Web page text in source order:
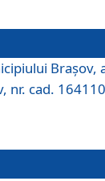
Braşov,
nr. cad.